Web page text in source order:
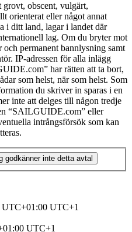
grovt, obscent, vulgärt,
orienterat eller något annat
i ditt land, lagar i landet där
lag. Om du bryter mot
permanent bannlysning samt
IP-adressen för alla inlägg
har rätten att ta bort,
som helst, när som helst. Som
du skriver in sparas i en
inte att delges till någon tredje
“SAILGUIDE.com” eller
intrångsförsök som kan
UTC+01:00 UTC+1
UTC+1